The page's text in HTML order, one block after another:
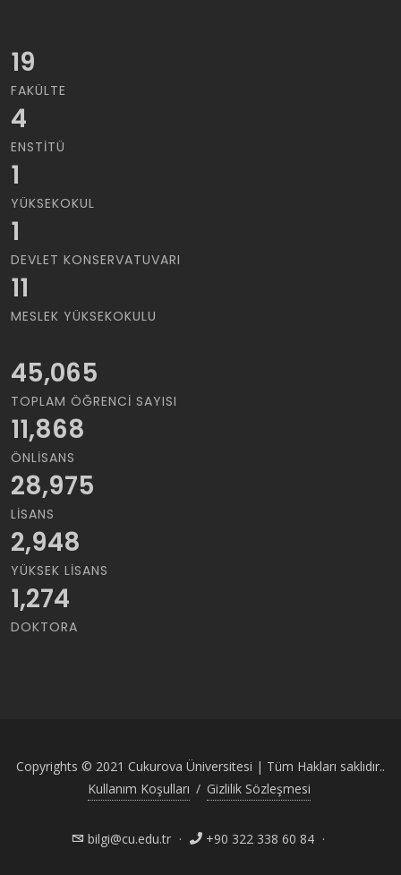
19
FAKÜLTE
4
ENSTITÜ
1
YÜKSEKOKUL
1
DEVLET KONSERVATUVARI
11
MESLEK YÜKSEKOKULU
45,065
TOPLAM ÖĞRENCI SAYISI
11,868
ÖNLISANS
28,975
LISANS
2,948
YÜKSEK LISANS
1,274
DOKTORA
Copyrights © 2021 Cukurova Üniversitesi | Tüm Hakları saklıdır..
Kullanım Koşulları / Gizlilik Sözleşmesi
bilgi@cu.edu.tr · +90 322 338 60 84 ·